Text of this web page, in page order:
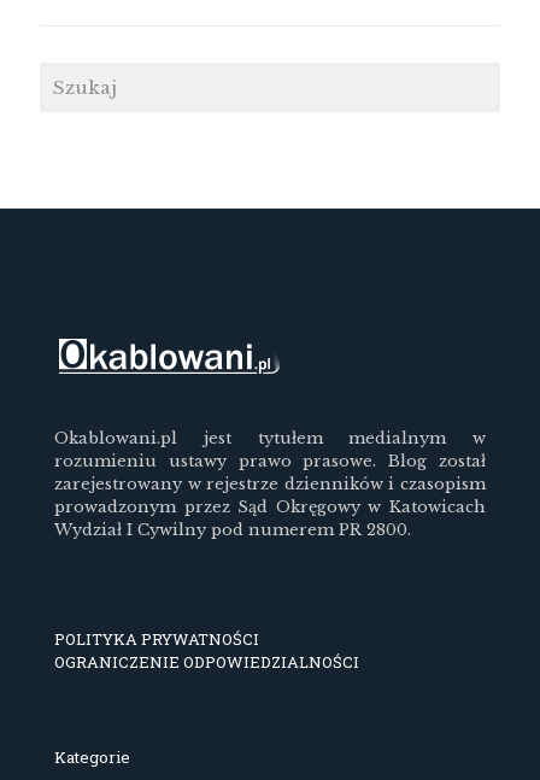
Okablowani.pl jest tytułem medialnym w
rozumieniu ustawy prawo prasowe. Blog został
zarejestrowany w rejestrze dzienników i czasopism
prowadzonym przez Sąd Okręgowy w Katowicach
Wydział I Cywilny pod numerem PR 2800.
POLITYKA PRYWATNOŚCI
OGRANICZENIE ODPOWIEDZIALNOŚCI
Kategorie